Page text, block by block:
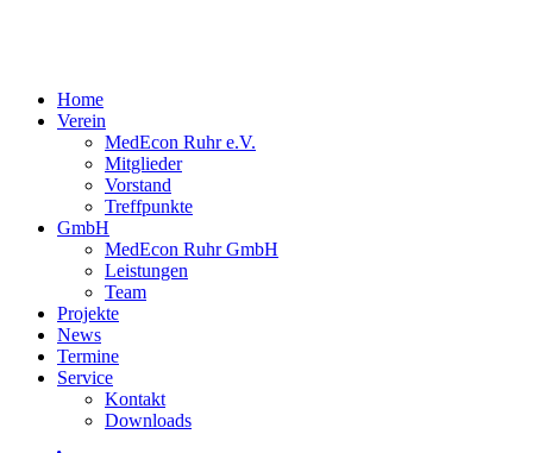
Home
Verein
MedEcon Ruhr e.V.
Mitglieder
Vorstand
Treffpunkte
GmbH
MedEcon Ruhr GmbH
Leistungen
Team
Projekte
News
Termine
Service
Kontakt
Downloads